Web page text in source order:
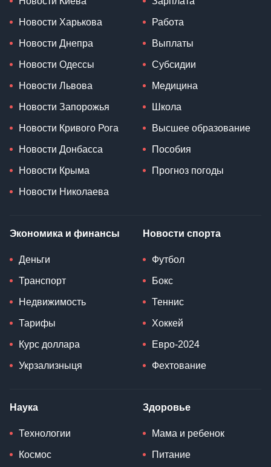
Новости Харькова
Новости Днепра
Новости Одессы
Новости Львова
Новости Запорожья
Новости Кривого Рога
Новости Донбасса
Новости Крыма
Новости Николаева
Работа
Выплаты
Субсидии
Медицина
Школа
Высшее образование
Пособия
Прогноз погоды
Экономика и финансы
Деньги
Транспорт
Недвижимость
Тарифы
Курс доллара
Укрзализныця
Новости спорта
Футбол
Бокс
Теннис
Хоккей
Евро-2024
Фехтование
Наука
Технологии
Космос
Здоровье
Мама и ребенок
Питание